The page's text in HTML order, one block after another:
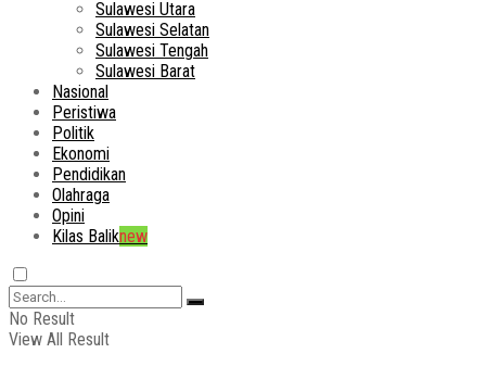
Sulawesi Utara
Sulawesi Selatan
Sulawesi Tengah
Sulawesi Barat
Nasional
Peristiwa
Politik
Ekonomi
Pendidikan
Olahraga
Opini
Kilas Baliknew
No Result
View All Result